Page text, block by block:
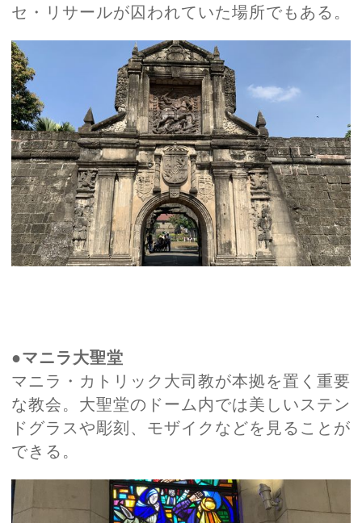
セ・リサールが囚われていた場所でもある。
●マニラ大聖堂
マニラ・カトリック大司教が本拠を置く重要
な教会。大聖堂のドーム内では美しいステン
ドグラスや彫刻、モザイクなどを見ることが
できる。